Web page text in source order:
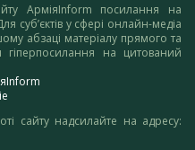
АрміяInform посилання на
суб’єктів у сфері онлайн-медіа
абзаці матеріалу прямого та
гіперпосилання на цитований
сайту надсилайте на адресу: